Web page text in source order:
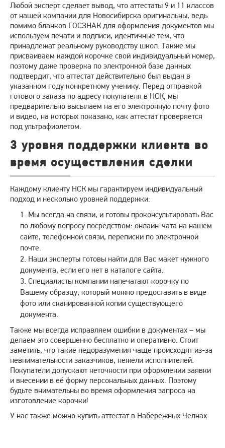
Любой эксперт сделает вывод, что аттестаты 9 и 11 классов
от нашей компании для Новосибирска оригинальны, ведь
помимо бланков ГОСЗНАК для оформления документов мы
используем печати и подписи, идентичные тем, что
принадлежат реальному руководству школ. Также мы
присваиваем каждой корочке свой индивидуальный номер,
поэтому даже проверка по электронной базе данных
подтвердит, что аттестат действительно был выдан в
указанном году конкретному ученику. Перед отправкой
готового заказа по адресу покупателя в НСК, мы
предварительно высылаем на его электронную почту фото
и видео, на которых показано, как аттестат проверяется
под ультрафиолетом.
3 уровня поддержки клиента во
время осуществления сделки
Каждому клиенту НСК мы гарантируем индивидуальный
подход и несколько уровней поддержки:
Мы всегда на связи, и готовы проконсультировать Вас
по любому вопросу посредством: онлайн-чата на нашем
сайте, телефонной связи, переписки по электронной
почте.
Наши эксперты готовы найти для Вас макет нужного
документа, если его нет в каталоге сайта.
Специалисты компании напечатают корочку по
Вашему образцу, который можно предоставить в виде
фото или сканированной копии существующего
документа.
Также мы всегда исправляем ошибки в документах – мы
делаем это совершенно бесплатно и оперативно. Стоит
заметить, что такие недоразумения чаще происходят из-за
невнимательности заказчиков, нежели исполнителей.
Покупатели допускают неточности при оформлении заявки
и внесении в её форму персональных данных. Поэтому
будьте внимательны во время оформления запроса на
изготовление корочки!
У нас также можно купить аттестат в Набережных Челнах